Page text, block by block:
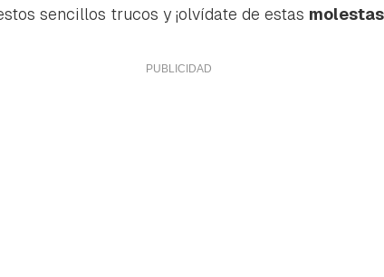
sencillos trucos y ¡olvídate de estas